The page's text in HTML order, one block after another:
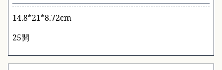
14.8*21*8.72cm
25開